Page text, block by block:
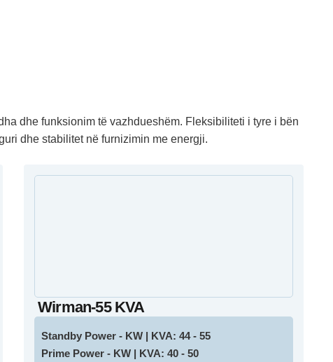
dhe funksionim të vazhdueshëm. Fleksibiliteti i tyre i bën
dhe stabilitet në furnizimin me energji.
Wirman-55 KVA
Standby Power - KW | KVA: 44 - 55
Prime Power - KW | KVA: 40 - 50